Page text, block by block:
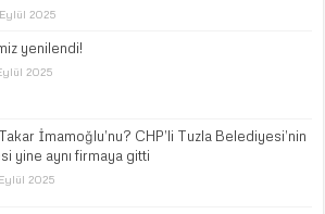
2025
yenilendi!
2025
İmamoğlu’nu? CHP’li Tuzla Belediyesi’nin
yine aynı firmaya gitti
2025